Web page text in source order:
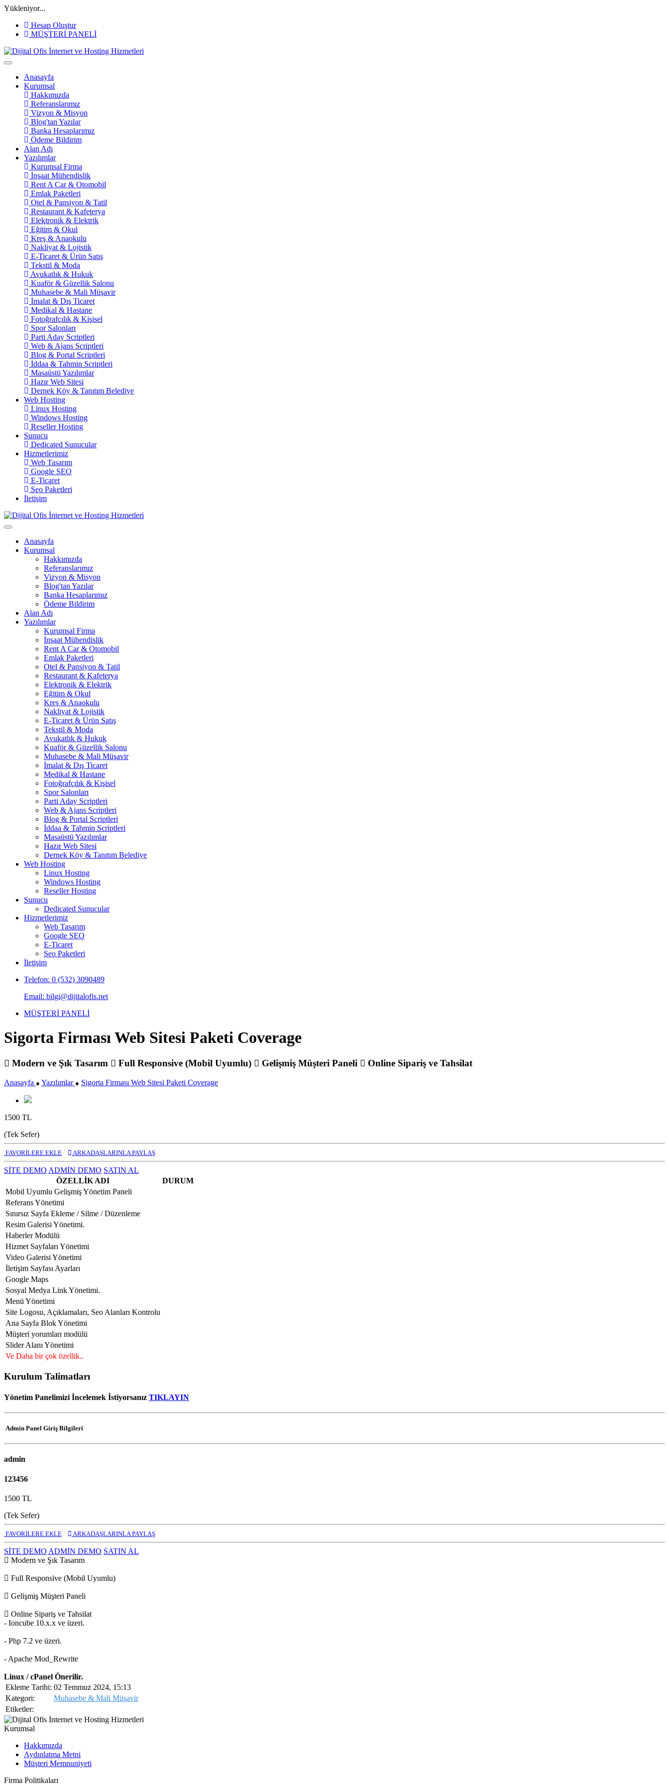
Yükleniyor...
Hesap Oluştur
MÜŞTERİ PANELİ
Anasayfa
Kurumsal
Hakkımızda
Referanslarımız
Vizyon & Misyon
Blog'tan Yazılar
Banka Hesaplarımız
Ödeme Bildirim
Alan Adı
Yazılımlar
Kurumsal Firma
İnşaat Mühendislik
Rent A Car & Otomobil
Emlak Paketleri
Otel & Pansiyon & Tatil
Restaurant & Kafeterya
Elektronik & Elektrik
Eğitim & Okul
Kreş & Anaokulu
Nakliyat & Lojistik
E-Ticaret & Ürün Satış
Tekstil & Moda
Avukatlık & Hukuk
Kuaför & Güzellik Salonu
Muhasebe & Mali Müşavir
İmalat & Dış Ticaret
Medikal & Hastane
Fotoğrafçılık & Kişisel
Spor Salonları
Parti Aday Scriptleri
Web & Ajans Scriptleri
Blog & Portal Scriptleri
İddaa & Tahmin Scriptleri
Masaüstü Yazılımlar
Hazır Web Sitesi
Dernek Köy & Tanıtım Belediye
Web Hosting
Linux Hosting
Windows Hosting
Reseller Hosting
Sunucu
Dedicated Sunucular
Hizmetlerimiz
Web Tasarım
Google SEO
E-Ticaret
Seo Paketleri
İletişim
Anasayfa
Kurumsal
Hakkımızda
Referanslarımız
Vizyon & Misyon
Blog'tan Yazılar
Banka Hesaplarımız
Ödeme Bildirim
Alan Adı
Yazılımlar
Kurumsal Firma
İnşaat Mühendislik
Rent A Car & Otomobil
Emlak Paketleri
Otel & Pansiyon & Tatil
Restaurant & Kafeterya
Elektronik & Elektrik
Eğitim & Okul
Kreş & Anaokulu
Nakliyat & Lojistik
E-Ticaret & Ürün Satış
Tekstil & Moda
Avukatlık & Hukuk
Kuaför & Güzellik Salonu
Muhasebe & Mali Müşavir
İmalat & Dış Ticaret
Medikal & Hastane
Fotoğrafçılık & Kişisel
Spor Salonları
Parti Aday Scriptleri
Web & Ajans Scriptleri
Blog & Portal Scriptleri
İddaa & Tahmin Scriptleri
Masaüstü Yazılımlar
Hazır Web Sitesi
Dernek Köy & Tanıtım Belediye
Web Hosting
Linux Hosting
Windows Hosting
Reseller Hosting
Sunucu
Dedicated Sunucular
Hizmetlerimiz
Web Tasarım
Google SEO
E-Ticaret
Seo Paketleri
İletişim
Telefon: 0 (532) 3090489
Email: bilgi@dijitalofis.net
MÜŞTERİ PANELİ
Sigorta Firması Web Sitesi Paketi Coverage
Modern ve Şık Tasarım Full Responsive (Mobil Uyumlu) Gelişmiş Müşteri Paneli Online Sipariş ve Tahsilat
Anasayfa ● Yazılımlar ● Sigorta Firması Web Sitesi Paketi Coverage
1500 TL
(Tek Sefer)
FAVORİLERE EKLE ARKADAŞLARINLA PAYLAŞ
SİTE DEMO ADMİN DEMO SATIN AL
ÖZELLİK ADI
DURUM
Mobil Uyumlu Gelişmiş Yönetim Paneli
Referans Yönetimi
Sınırsız Sayfa Ekleme / Silme / Düzenleme
Resim Galerisi Yönetimi.
Haberler Modülü
Hizmet Sayfaları Yönetimi
Video Galerisi Yönetimi
İletişim Sayfası Ayarları
Google Maps
Sosyal Medya Link Yönetimi.
Menü Yönetimi
Site Logosu, Açıklamaları, Seo Alanları Kontrolu
Ana Sayfa Blok Yönetimi
Müşteri yorumları modülü
Slider Alanı Yönetimi
Ve Daha bir çok özellik..
Kurulum Talimatları
Yönetim Panelimizi İncelemek İstiyorsanız TIKLAYIN
Admin Panel Giriş Bilgileri
admin
123456
1500 TL
(Tek Sefer)
FAVORİLERE EKLE ARKADAŞLARINLA PAYLAŞ
SİTE DEMO ADMİN DEMO SATIN AL
Modern ve Şık Tasarım
Full Responsive (Mobil Uyumlu)
Gelişmiş Müşteri Paneli
Online Sipariş ve Tahsilat
- Ioncube 10.x.x ve üzeri.
- Php 7.2 ve üzeri.
- Apache Mod_Rewrite
Linux / cPanel Önerilir.
Ekleme Tarihi: 02 Temmuz 2024, 15:13
Kategori:
Muhasebe & Mali Müşavir
Etiketler:
Kurumsal
Hakkımızda
Aydınlatma Metni
Müşteri Memnuniyeti
Firma Politikaları